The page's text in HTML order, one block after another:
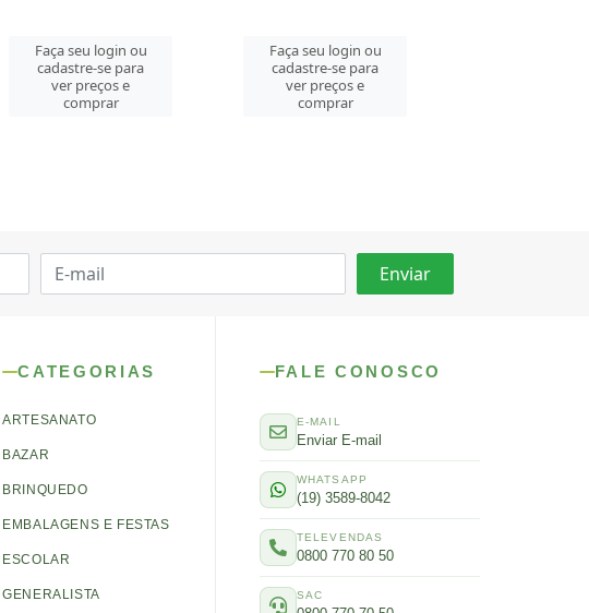
Faça seu login ou
cadastre-se para
ver preços e
comprar
Faça seu login ou
cadastre-se para
ver preços e
CATEGORIAS
ARTESANATO
BAZAR
BRINQUEDO
EMBALAGENS E FESTAS
ESCOLAR
GENERALISTA
FALE CONOSCO
E-MAIL
Enviar E-mail
WHATSAPP
(19) 3589-8042
TELEVENDAS
0800 770 80 50
SAC